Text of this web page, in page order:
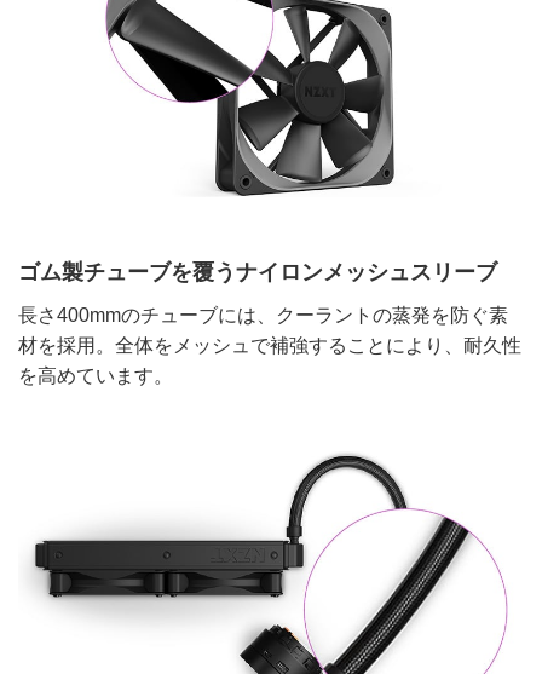
ゴム製チューブを覆うナイロンメッシュスリーブ
長さ400mmのチューブには、クーラントの蒸発を防ぐ素
材を採用。全体をメッシュで補強することにより、耐久性
を高めています。